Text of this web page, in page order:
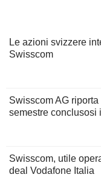
Le azioni svizzere
Swisscom
Swisscom AG
semestre conclusosi
Swisscom, utile
deal Vodafone Italia